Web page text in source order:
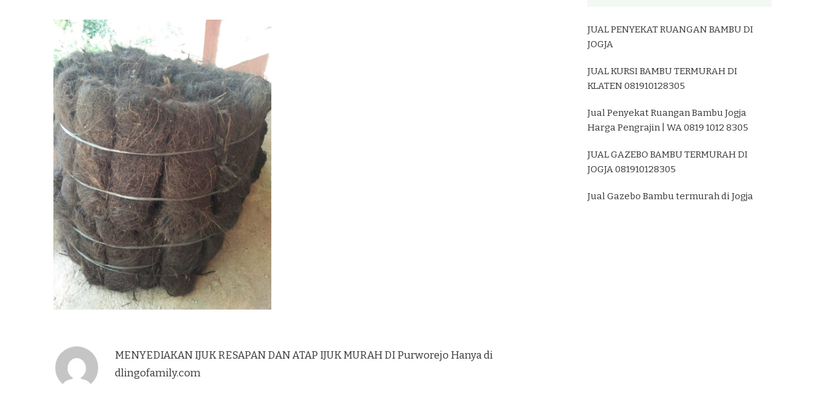
MENYEDIAKAN IJUK RESAPAN DAN ATAP IJUK MURAH DI Purworejo Hanya di
dlingofamily.com
JUAL PENYEKAT RUANGAN BAMBU DI
JOGJA
JUAL KURSI BAMBU TERMURAH DI
KLATEN 081910128305
Jual Penyekat Ruangan Bambu Jogja
Harga Pengrajin | WA 0819 1012 8305
JUAL GAZEBO BAMBU TERMURAH DI
JOGJA 081910128305
Jual Gazebo Bambu termurah di Jogja